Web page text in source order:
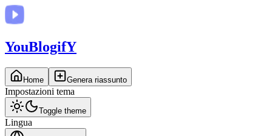
YouBlogifY
Home Genera riassunto
Impostazioni tema
Toggle theme
Lingua